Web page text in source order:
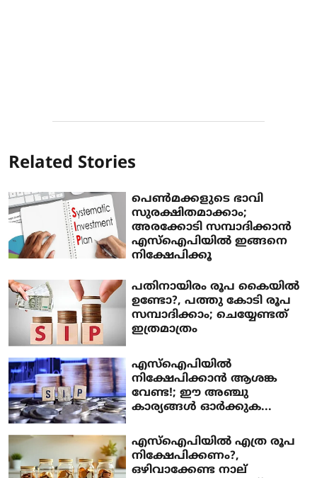
Related Stories
പെണ്‍മക്കളുടെ ഭാവി
സുരക്ഷിതമാക്കാം;
അരക്കോടി സമ്പാദിക്കാന്‍
എസ്‌ഐപിയില്‍ ഇങ്ങനെ
നിക്ഷേപിക്കൂ
പതിനായിരം രൂപ കൈയില്‍
ഉണ്ടോ?, പത്തു കോടി രൂപ
സമ്പാദിക്കാം; ചെയ്യേണ്ടത്
ഇത്രമാത്രം
എസ്‌ഐപിയില്‍
നിക്ഷേപിക്കാന്‍ ആശങ്ക
വേണ്ട!; ഈ അഞ്ചു
കാര്യങ്ങള്‍ ഓര്‍ക്കുക...
എസ്‌ഐപിയില്‍ എത്ര രൂപ
നിക്ഷേപിക്കണം?,
ഒഴിവാക്കേണ്ട നാല്